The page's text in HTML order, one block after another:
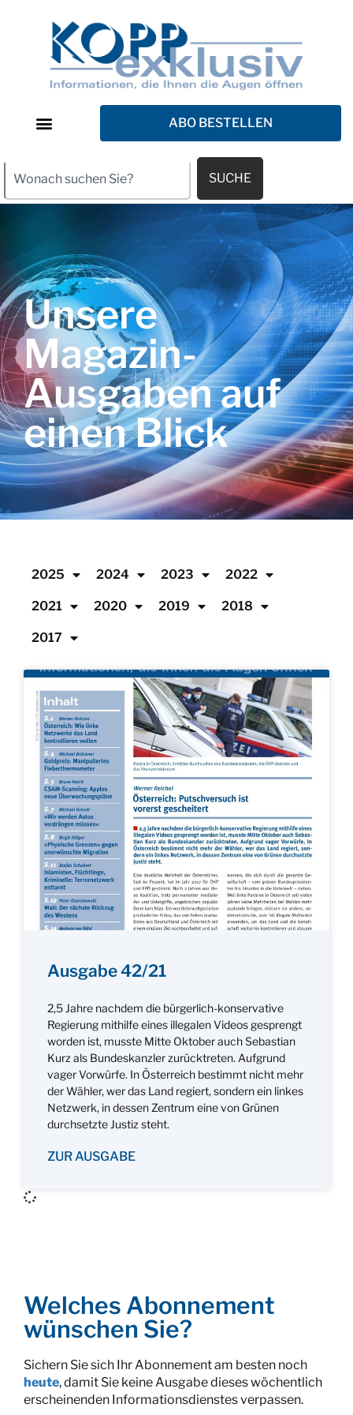
ABO BESTELLEN
SUCHE
Unsere
Magazin-
Ausgaben auf
einen Blick
2025 2024 2023 2022
2021 2020 2019 2018
2017
Ausgabe 42/21
2,5 Jahre nachdem die bürgerlich-konservative
Regierung mithilfe eines illegalen Videos gesprengt
worden ist, musste Mitte Oktober auch Sebastian
Kurz als Bundeskanzler zurücktreten. Aufgrund
vager Vorwürfe. In Österreich bestimmt nicht mehr
der Wähler, wer das Land regiert, sondern ein linkes
Netzwerk, in dessen Zentrum eine von Grünen
durchsetzte Justiz steht.
ZUR AUSGABE
Welches Abonnement
wünschen Sie?
Sichern Sie sich Ihr Abonnement am besten noch
heute, damit Sie keine Ausgabe dieses wöchentlich
erscheinenden Informationsdienstes verpassen.